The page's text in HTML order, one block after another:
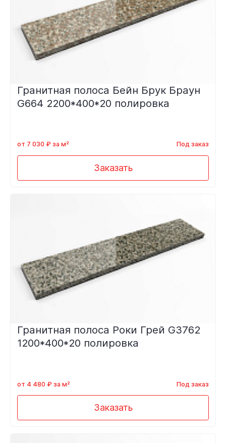
Гранитная полоса Бейн Брук Браун
G664 2200*400*20 полировка
от 7 030 ₽ за м² Под заказ
Заказать
Гранитная полоса Роки Грей G3762
1200*400*20 полировка
от 4 480 ₽ за м² Под заказ
Заказать